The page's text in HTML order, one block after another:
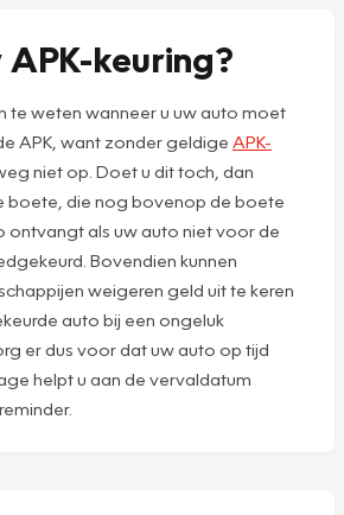
keuring?
te weten wanneer u uw auto moet
APK, want zonder geldige APK-
niet op. Doet u dit toch, dan
boete, die nog bovenop de boete
ontvangt als uw auto niet voor de
Bovendien kunnen
weigeren geld uit te keren
auto bij een ongeluk
er dus voor dat uw auto op tijd
helpt u aan de vervaldatum